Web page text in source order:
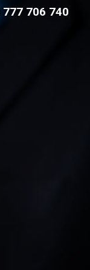
777 706 740